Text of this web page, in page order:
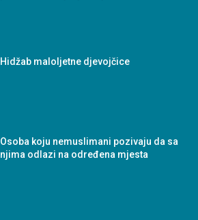
Hidžab maloljetne djevojčice
Osoba koju nemuslimani pozivaju da sa
njima odlazi na određena mjesta